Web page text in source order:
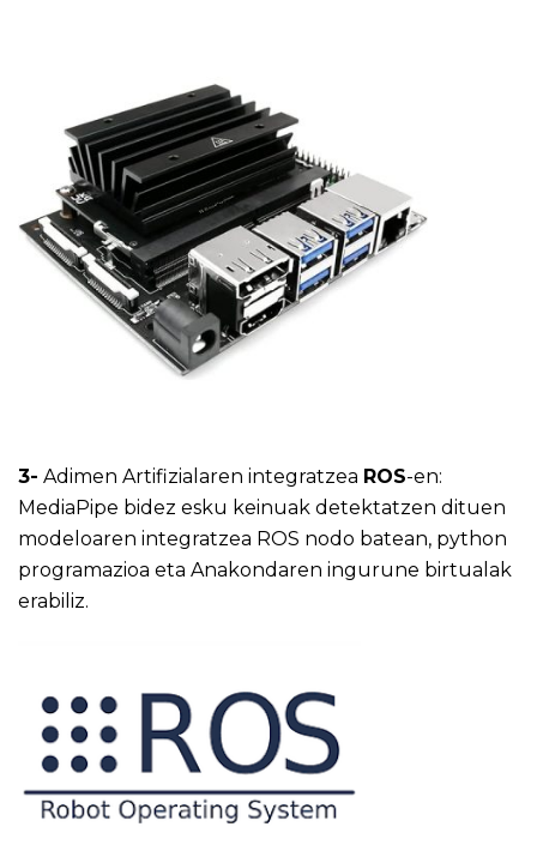
3- Adimen Artifizialaren integratzea ROS-en:
MediaPipe bidez esku keinuak detektatzen dituen
modeloaren integratzea ROS nodo batean, python
programazioa eta Anakondaren ingurune birtualak
erabiliz.